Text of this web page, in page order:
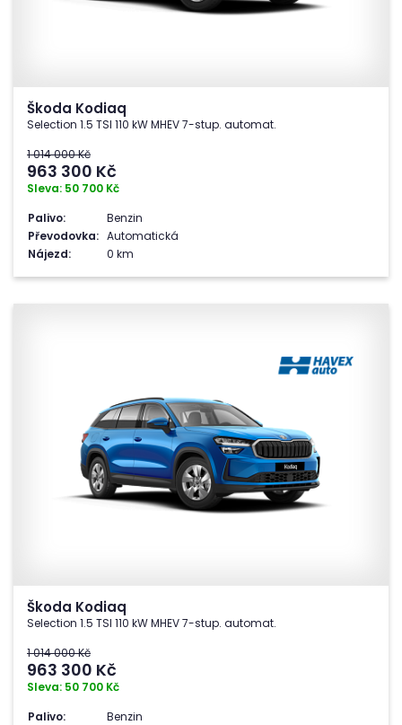
Škoda Kodiaq
Selection 1.5 TSI 110 kW MHEV 7-stup. automat.
1 014 000 Kč
963 300 Kč
Sleva: 50 700 Kč
Palivo:
Benzin
Převodovka: Automatická
Nájezd:
0 km
Škoda Kodiaq
Selection 1.5 TSI 110 kW MHEV 7-stup. automat.
1 014 000 Kč
963 300 Kč
Sleva: 50 700 Kč
Palivo:
Benzin